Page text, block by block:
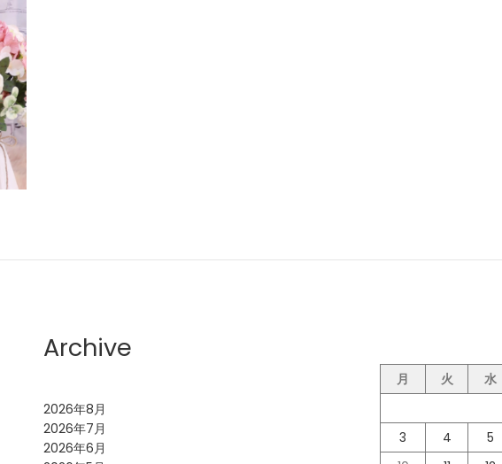
Archive
2026年8月
2026年7月
2026年6月
月
火 水
3
4 5